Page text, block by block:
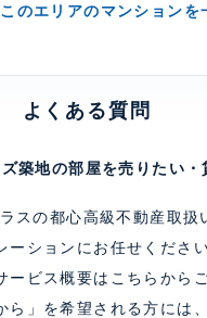
このエリアのマンションを
よくある質問
築地の部屋を売りたい・
スの都心高級不動産取扱
ーションにお任せくださ
ービス概要はこちら から
ら」を希望される方には